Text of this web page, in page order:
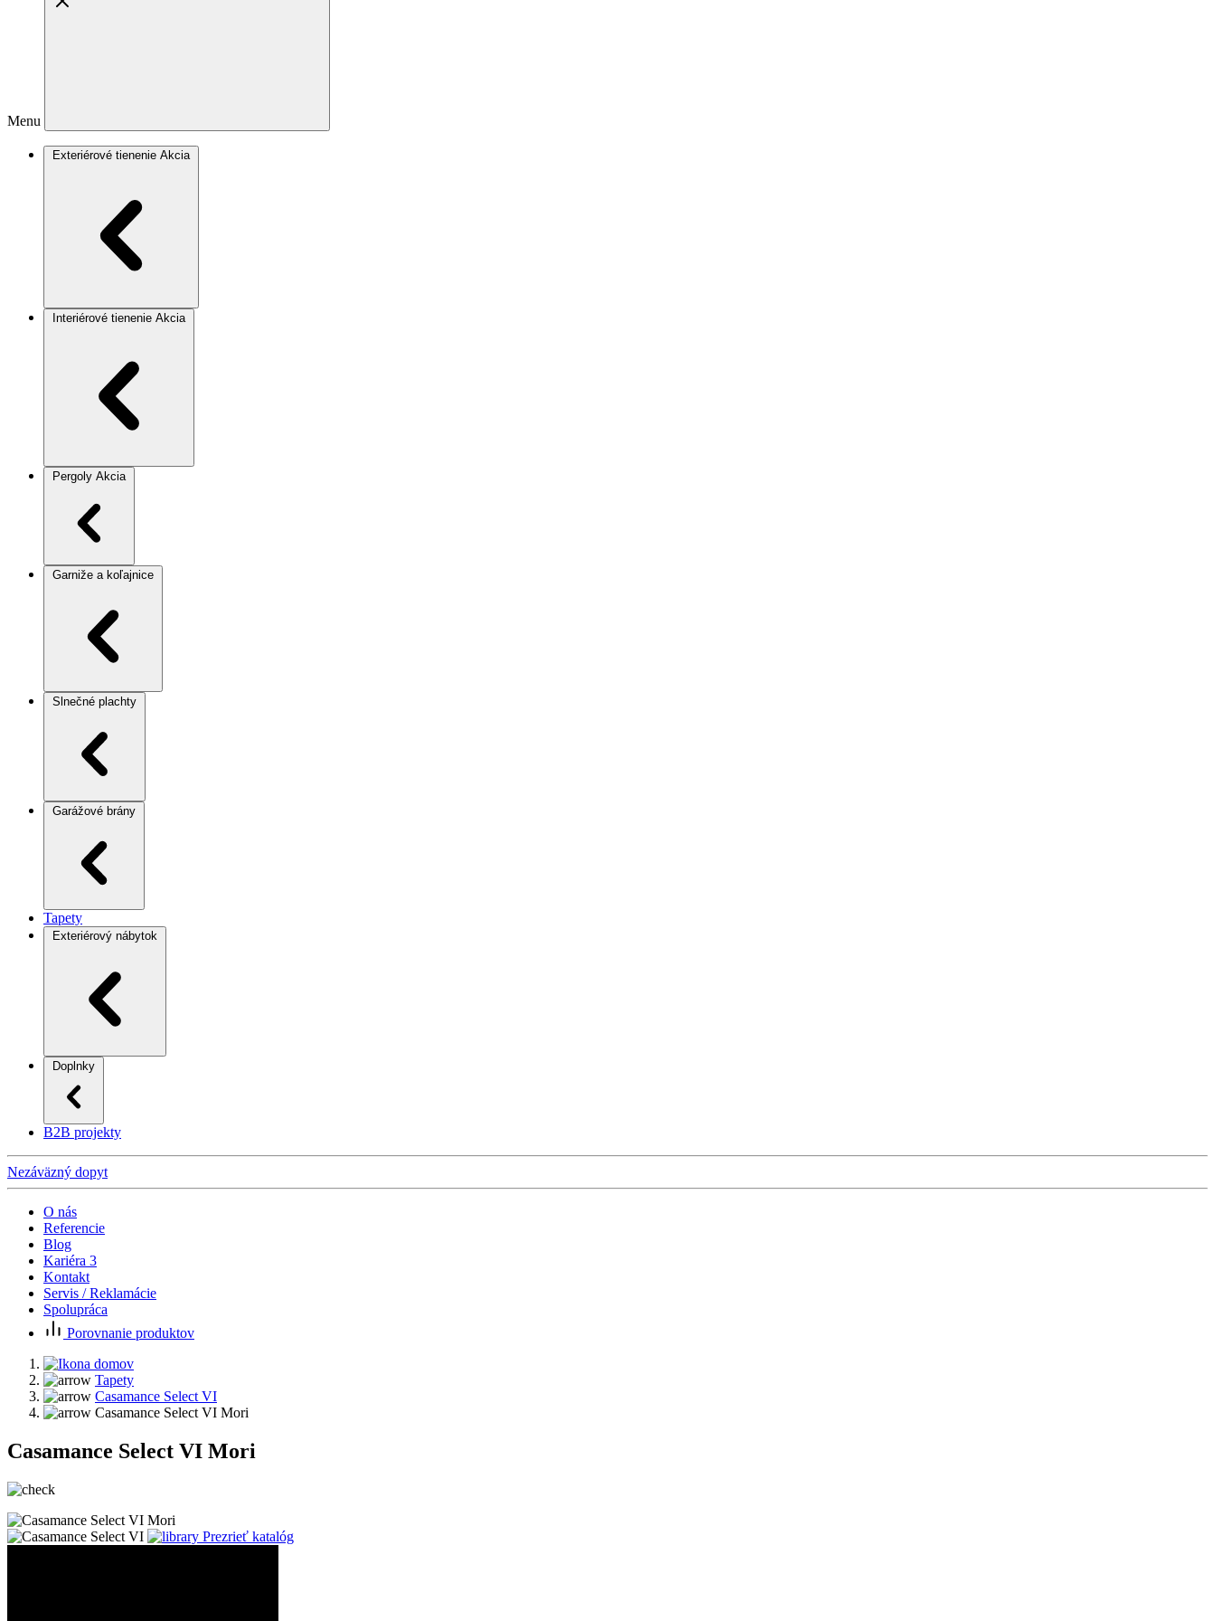
Menu
Exteriérové tienenie Akcia
Interiérové tienenie Akcia
Pergoly Akcia
Garniže a koľajnice
Slnečné plachty
Garážové brány
Tapety
Exteriérový nábytok
Doplnky
B2B projekty
Nezáväzný dopyt
O nás
Referencie
Blog
Kariéra 3
Kontakt
Servis / Reklamácie
Spolupráca
Porovnanie produktov
Tapety
Casamance Select VI
Casamance Select VI Mori
Casamance Select VI Mori
Prezrieť katalóg